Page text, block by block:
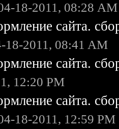
18-2011, 08:28 AM
сайта.
18-2011, 08:41 AM
сайта.
12:20 PM
сайта.
18-2011, 12:59 PM